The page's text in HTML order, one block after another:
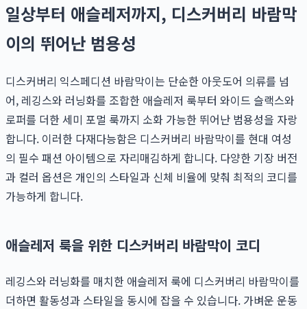
일상부터 애슬레저까지, 디스커버리 바람막
이의 뛰어난 범용성
디스커버리 익스페디션 바람막이는 단순한 아웃도어 의류를 넘
어, 레깅스와 러닝화를 조합한 애슬레저 룩부터 와이드 슬랙스와
로퍼를 더한 세미 포멀 룩까지 소화 가능한 뛰어난 범용성을 자랑
합니다. 이러한 다재다능함은 디스커버리 바람막이를 현대 여성
의 필수 패션 아이템으로 자리매김하게 합니다. 다양한 기장 버전
과 컬러 옵션은 개인의 스타일과 신체 비율에 맞춰 최적의 코디를
가능하게 합니다.
애슬레저 룩을 위한 디스커버리 바람막이 코디
레깅스와 러닝화를 매치한 애슬레저 룩에 디스커버리 바람막이를
더하면 활동성과 스타일을 동시에 잡을 수 있습니다. 가벼운 운동